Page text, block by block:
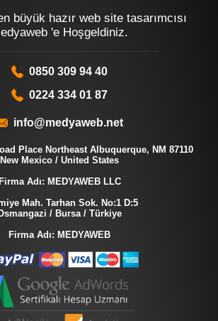
büyük hazır web site tasarımcısı
'e Hoşgeldiniz.
0850 309 94 40
0224 334 01 87
info@medyaweb.net
Place Northeast Albuquerque, NM 87110
New Mexico / United States
Firma Adı: MEDYAWEB LLC
Mah. Tarhan Sok. No:1 D:5
/ Bursa / Türkiye
Firma Adı: MEDYAWEB